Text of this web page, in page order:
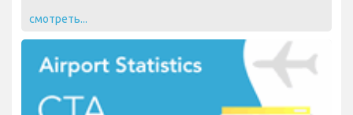
смотреть...